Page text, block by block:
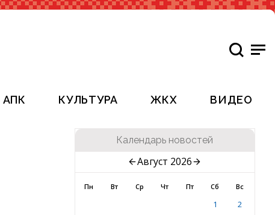
АПК КУЛЬТУРА ЖКХ ВИДЕО
Календарь новостей
Август 2026
Пн Вт Ср Чт Пт Сб Вс
1
2